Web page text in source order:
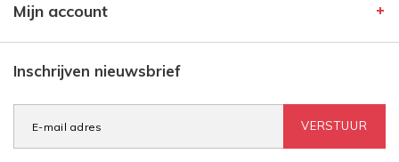
Mijn account
Inschrijven nieuwsbrief
VERSTUUR